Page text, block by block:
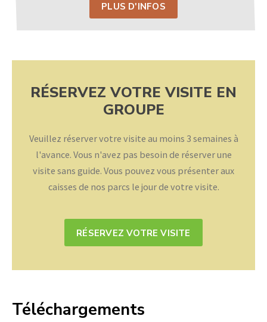
PLUS D'INFOS
RÉSERVEZ VOTRE VISITE EN
GROUPE
Veuillez réserver votre visite au moins 3 semaines à
l'avance. Vous n'avez pas besoin de réserver une
visite sans guide. Vous pouvez vous présenter aux
caisses de nos parcs le jour de votre visite.
RÉSERVEZ VOTRE VISITE
Téléchargements